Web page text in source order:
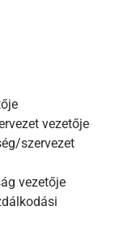
vezetője
szervezet
vezetője